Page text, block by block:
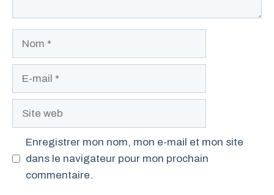
Enregistrer mon nom, mon e-mail et mon site
dans le navigateur pour mon prochain
commentaire.